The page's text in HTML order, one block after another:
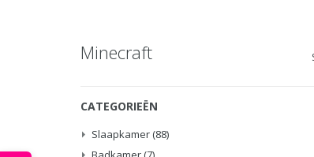
Minecraft
CATEGORIEËN
Slaapkamer (88)